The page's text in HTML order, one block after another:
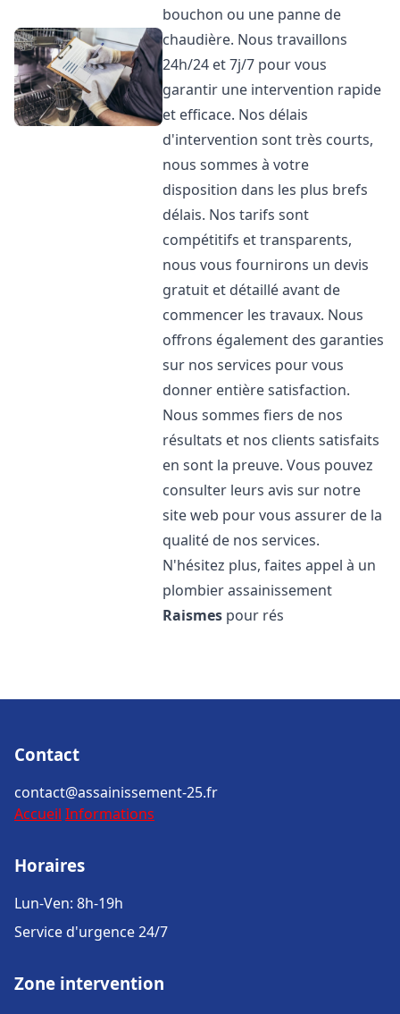
bouchon ou une panne de
chaudière. Nous travaillons
24h/24 et 7j/7 pour vous
garantir une intervention rapide
et efficace. Nos délais
d'intervention sont très courts,
nous sommes à votre
disposition dans les plus brefs
délais. Nos tarifs sont
compétitifs et transparents,
nous vous fournirons un devis
gratuit et détaillé avant de
commencer les travaux. Nous
offrons également des garanties
sur nos services pour vous
donner entière satisfaction.
Nous sommes fiers de nos
résultats et nos clients satisfaits
en sont la preuve. Vous pouvez
consulter leurs avis sur notre
site web pour vous assurer de la
qualité de nos services.
N'hésitez plus, faites appel à un
plombier assainissement
Raismes pour rés
Contact
contact@assainissement-25.fr
Accueil Informations
Horaires
Lun-Ven: 8h-19h
Service d'urgence 24/7
Zone intervention